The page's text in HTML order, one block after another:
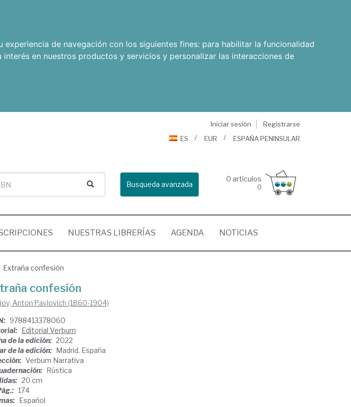
de navegación con los siguientes fines: para habilitar la funcionalidad
interés en nuestros productos y servicios y personalizar las interacciones de
Iniciar sesión
Registrarse
ES
EUR ESPAÑA PENINSULAR
Busqueda avanzada
0 artículos
0
NUESTRAS LIBRERÍAS AGENDA NOTICIAS
Extraña confesión
confesión
Anton Pavlovich (1860-1904)
9788413378060
Editorial Verbum
de la edición: 2022
de la edición: Madrid. España
Verbum Narrativa
Rústica
20 cm
174
Español